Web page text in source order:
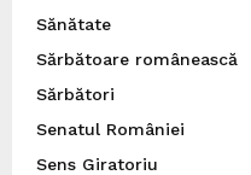
Sănătate
Sărbătoare românească
Sărbători
Senatul României
Sens Giratoriu